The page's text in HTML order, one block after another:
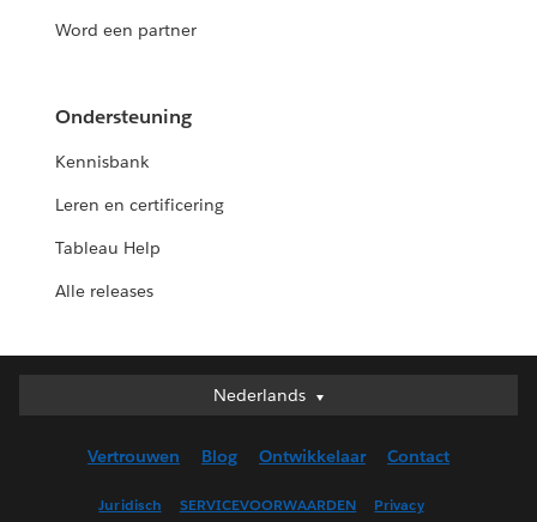
Word een partner
Ondersteuning
Kennisbank
Leren en certificering
Tableau Help
Alle releases
Nederlands
Nederlands
English (UK)
Vertrouwen Blog Ontwikkelaar Contact
Juridisch SERVICEVOORWAARDEN Privacy